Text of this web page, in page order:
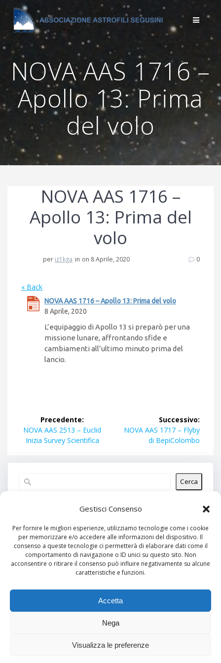
Gestisci Consenso
Per fornire le migliori esperienze, utilizziamo tecnologie come i cookie
per memorizzare e/o accedere alle informazioni del dispositivo. Il
consenso a queste tecnologie ci permetterà di elaborare dati come il
comportamento di navigazione o ID unici su questo sito. Non
acconsentire o ritirare il consenso può influire negativamente su alcune
caratteristiche e funzioni.
Accetta
Nega
Visualizza le preferenze
Salta
al
contenuto
NOVA AAS 1716 –
Apollo 13: Prima
del volo
NOVA AAS 1716 –
Apollo 13: Prima del
volo
per iz1kga in on 8 Aprile, 2020 0
« Back
NOVA AAS 1716 – Apollo 13: Prima del volo
8 Aprile, 2020
L’equipaggio di Apollo 13 si preparò per una
missione lunare, affrontando sfide e
cambiamenti all’ultimo minuto prima del
lancio.
Navigazione
articoli
Precedente:
Articolo
precedente:
NOVA AAS 2513 – Euclid
Inizia Survey Scientifica
Successivo:
Articolo
successivo:
NOVA AAS 1717 – Flyby
di BepiColombo
Cerca
Articoli recenti
Commenti recenti
Nessun commento da mostrare.
Nessun archivio da mostrare.
Categorie
Nessuna categoria